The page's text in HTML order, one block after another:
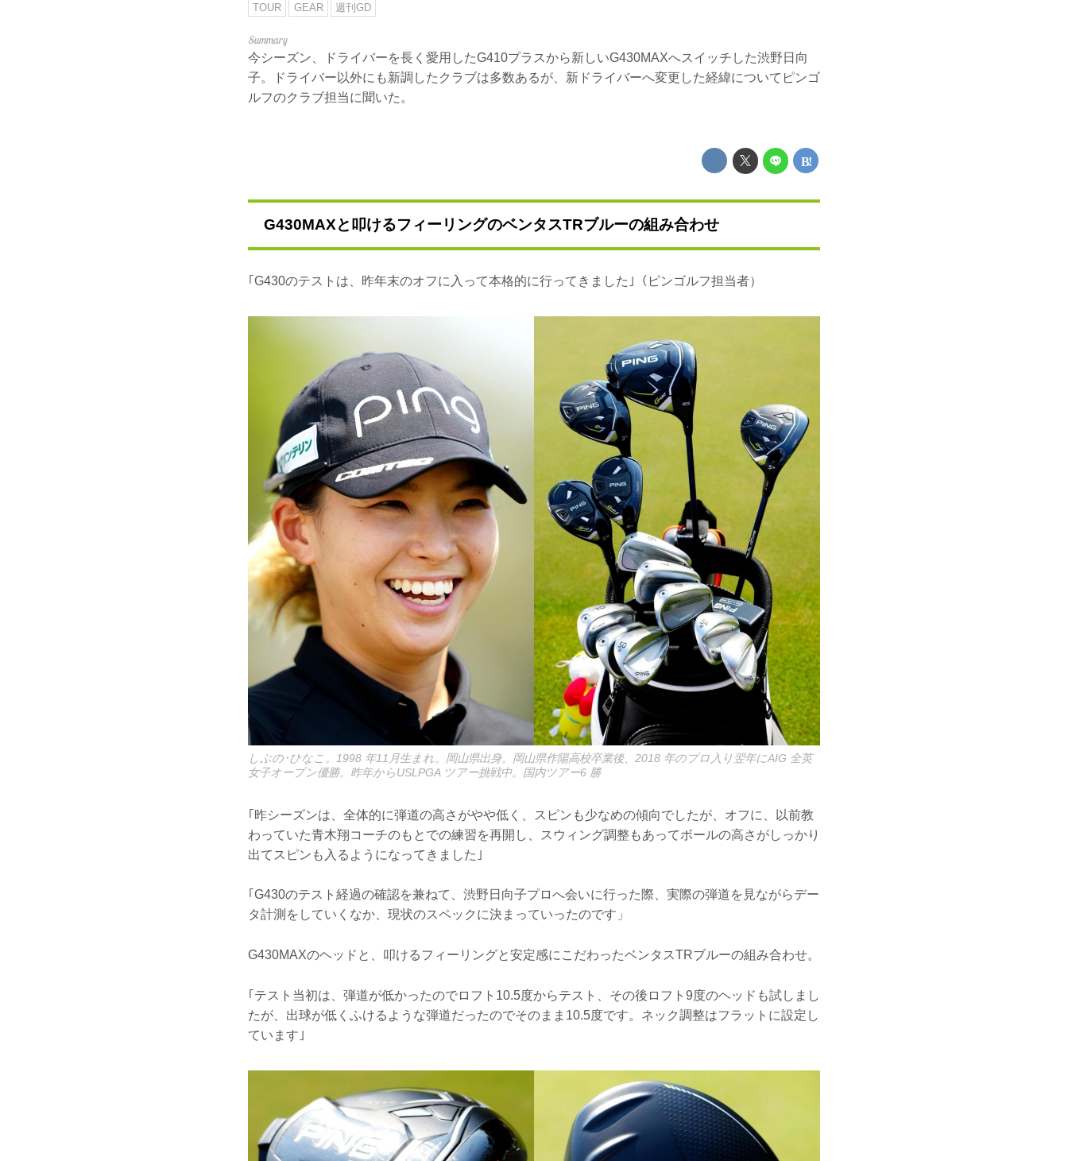
TOUR GEAR 週刊GD
今シーズン、ドライバーを長く愛用したG410プラスから新しいG430MAXへスイッチした渋野日向
子。ドライバー以外にも新調したクラブは多数あるが、新ドライバーへ変更した経緯についてピンゴ
ルフのクラブ担当に聞いた。
G430MAXと叩けるフィーリングのベンタスTRブルーの組み合わせ
｢G430のテストは、昨年末のオフに入って本格的に行ってきました｣（ピンゴルフ担当者）
しぶの･ひなこ。1998 年11月生まれ。岡山県出身。岡山県作陽高校卒業後、2018 年のプロ入り翌年にAIG 全英
女子オープン優勝。昨年からUSLPGA ツアー挑戦中。国内ツアー6 勝
｢昨シーズンは、全体的に弾道の高さがやや低く、スピンも少なめの傾向でしたが、オフに、以前教
わっていた青木翔コーチのもとでの練習を再開し、スウィング調整もあってボールの高さがしっかり
出てスピンも入るようになってきました｣
｢G430のテスト経過の確認を兼ねて、渋野日向子プロへ会いに行った際、実際の弾道を見ながらデー
タ計測をしていくなか、現状のスペックに決まっていったのです」
G430MAXのヘッドと、叩けるフィーリングと安定感にこだわったベンタスTRブルーの組み合わせ。
｢テスト当初は、弾道が低かったのでロフト10.5度からテスト、その後ロフト9度のヘッドも試しまし
たが、出球が低くふけるような弾道だったのでそのまま10.5度です。ネック調整はフラットに設定し
ています｣